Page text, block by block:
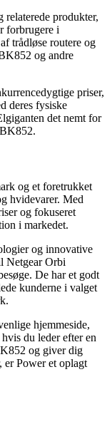
produkter,
forbrugere i
trådløse routere og
og andre
priser,
deres fysiske
det nemt for
og et foretrukket
hvidevarer. Med
og fokuseret
i markedet.
og innovative
Netgear Orbi
De har et godt
kunderne i valget
hjemmeside,
du leder efter en
og giver dig
Power et oplagt